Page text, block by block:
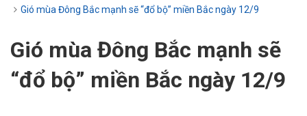
Gió mùa Đông Bắc mạnh sẽ “đổ bộ” miền Bắc ngày 12/9
Gió mùa Đông Bắc mạnh sẽ
“đổ bộ” miền Bắc ngày 12/9